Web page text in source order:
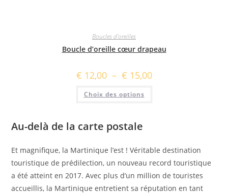
Boucles d'oreilles
Boucle d’oreille cœur drapeau
€ 12,00 – € 15,00Plage
de
prix :
à
Choix des options
Ce
a
être
choisies
sur
la
page
du
produit
Au-delà de la carte postale
Et magnifique, la Martinique l’est ! Véritable destination
touristique de prédilection, un nouveau record touristique
a été atteint en 2017. Avec plus d’un million de touristes
accueillis, la Martinique entretient sa réputation en tant